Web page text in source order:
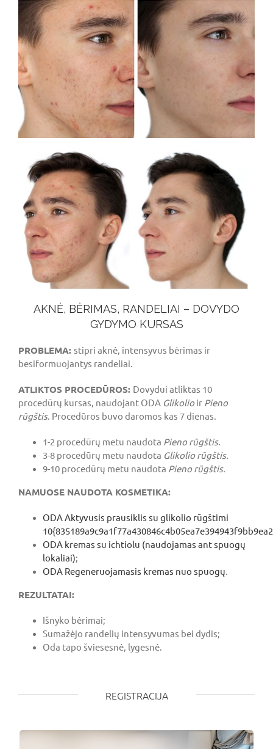
AKNĖ, BĖRIMAS, RANDELIAI – DOVYDO
GYDYMO KURSAS
PROBLEMA: stipri aknė, intensyvus bėrimas ir
besiformuojantys randeliai.
ATLIKTOS PROCEDŪROS: Dovydui atliktas 10
procedūrų kursas, naudojant ODA Glikolioir Pieno
rūgštis. Procedūros buvo daromos kas 7 dienas.
1-2 procedūrų metu naudota Pieno rūgštis.
3-8 procedūrų metu naudota Glikolio rūgštis.
9-10 procedūrų metu naudota Pieno rūgštis.
NAMUOSE NAUDOTA KOSMETIKA:
ODA Aktyvusis prausiklis su glikolio rūgštimi
ODA kremas su ichtiolu (naudojamas ant spuogų
lokaliai);
ODA Regeneruojamasis kremas nuo spuogų.
REZULTATAI:
Išnyko bėrimai;
Sumažėjo randelių intensyvumas bei dydis;
Oda tapo šviesesnė, lygesnė.
REGISTRACIJA